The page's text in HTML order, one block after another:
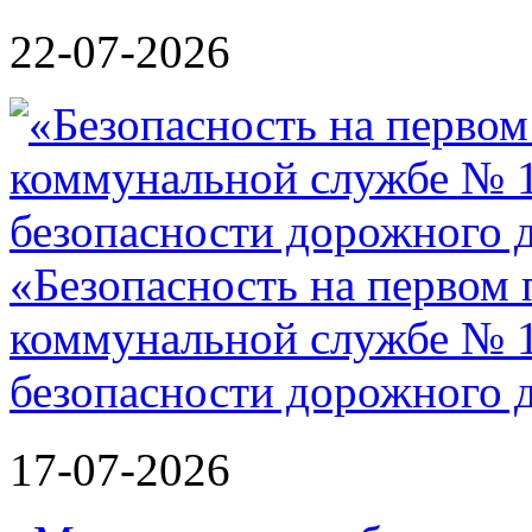
22-07-2026
«Безопасность на
коммунальной службе №
безопасности дорожного
17-07-2026